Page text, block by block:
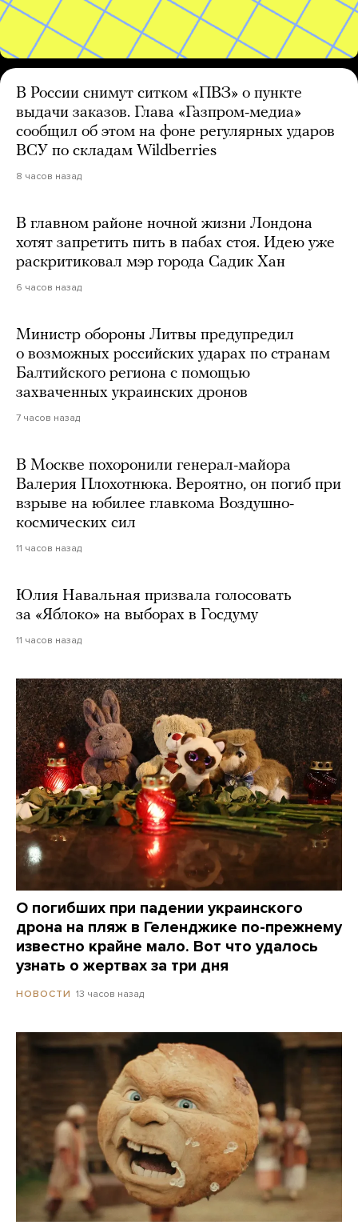
В России снимут ситком «ПВЗ» о пункте
выдачи заказов. Глава «Газпром-медиа»
сообщил об этом на фоне регулярных ударов
ВСУ по складам Wildberries
8 часов назад
В главном районе ночной жизни Лондона
хотят запретить пить в пабах стоя. Идею уже
раскритиковал мэр города Садик Хан
6 часов назад
Министр обороны Литвы предупредил
о возможных российских ударах по странам
Балтийского региона с помощью
захваченных украинских дронов
7 часов назад
В Москве похоронили генерал-майора
Валерия Плохотнюка. Вероятно, он погиб при
взрыве на юбилее главкома Воздушно-
космических сил
11 часов назад
Юлия Навальная призвала голосовать
за «Яблоко» на выборах в Госдуму
11 часов назад
О погибших при падении украинского
дрона на пляж в Геленджике по-прежнему
известно крайне мало. Вот что удалось
узнать о жертвах за три дня
НОВОСТИ 13 часов назад